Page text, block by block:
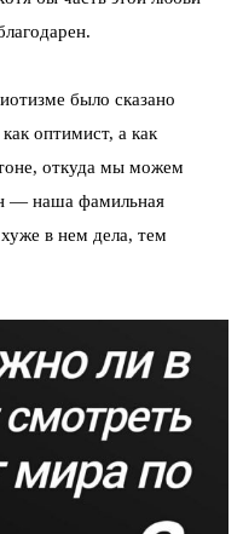
было сказано
оптимист, а как
откуда мы можем
— наша фамильная
в нем дела, тем